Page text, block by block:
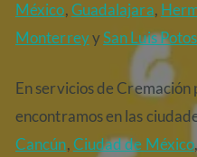
México,Guadalajara,
MonterreyySan Luis
En servicios de Cremación
encontramos en las
Cancún,Ciudad de México